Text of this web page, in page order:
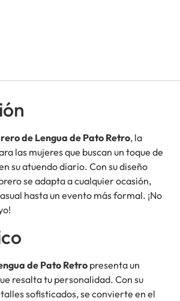
de Lengua de Pato Retro, la
las mujeres que buscan un toque de
su atuendo diario. Con su diseño
se adapta a cualquier ocasión,
hasta un evento más formal. ¡No
de Pato Retro presenta un
resalta tu personalidad. Con su
sofisticados, se convierte en el